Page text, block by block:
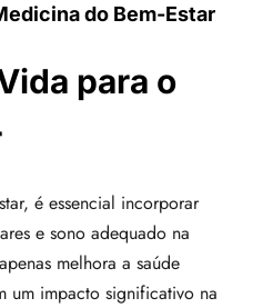
do Bem-Estar
para o
é essencial incorporar
e sono adequado na
melhora a saúde
um impacto significativo na